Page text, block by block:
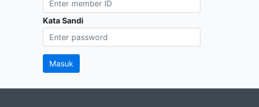
Kata Sandi